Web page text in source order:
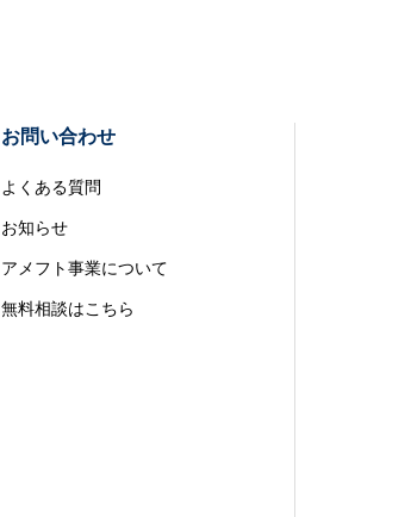
お問い合わせ
よくある質問
お知らせ
アメフト事業について
無料相談はこちら